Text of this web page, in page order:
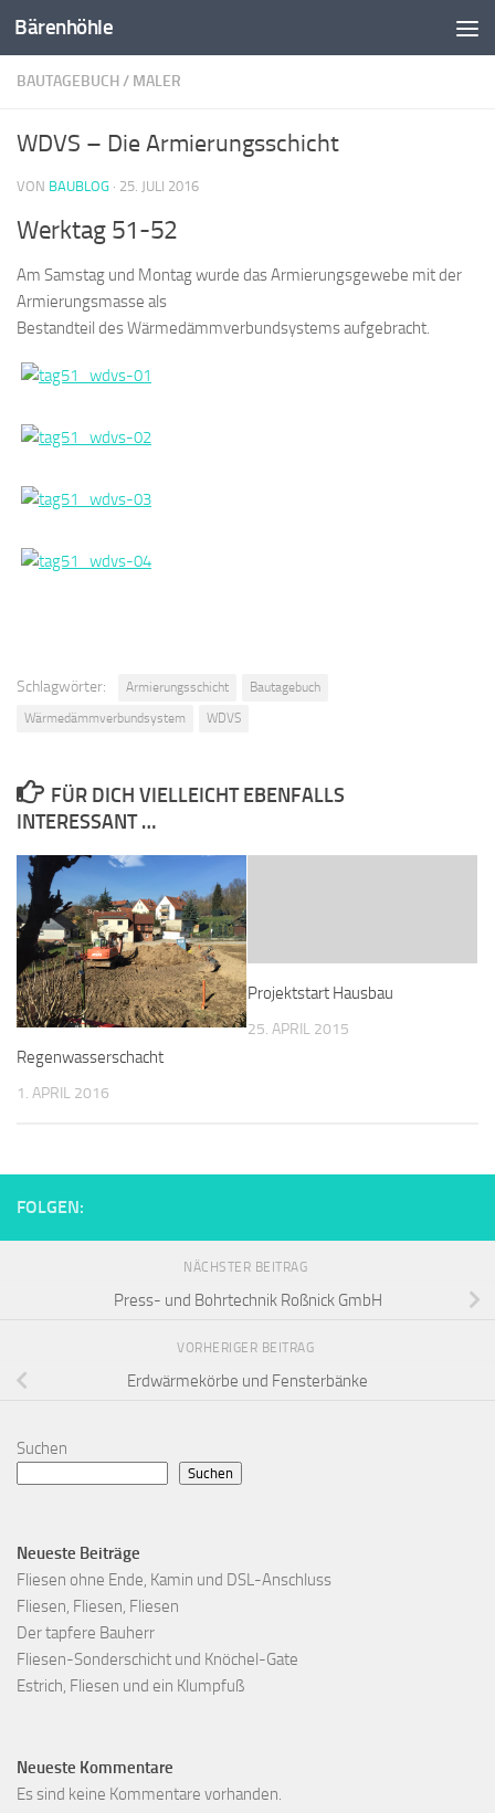
Zum Inhalt springen
Bärenhöhle
BAUTAGEBUCH/ MALER
WDVS – Die Armierungsschicht
VON BAUBLOG · 25. JULI 2016
Werktag 51-52
Am Samstag und Montag wurde das Armierungsgewebe mit der
Armierungsmasse als
Bestandteil des Wärmedämmverbundsystems aufgebracht.
Schlagwörter: Armierungsschicht
Bautagebuch
Wärmedämmverbundsystem
WDVS
FÜR DICH VIELLEICHT EBENFALLS
INTERESSANT …
Regenwasserschacht
1. APRIL 2016
Projektstart Hausbau
25. APRIL 2015
FOLGEN:
NÄCHSTER BEITRAG
Press- und Bohrtechnik Roßnick GmbH
VORHERIGER BEITRAG
Erdwärmekörbe und Fensterbänke
Suchen
Suchen
Neueste Beiträge
Fliesen ohne Ende, Kamin und DSL-Anschluss
Fliesen, Fliesen, Fliesen
Der tapfere Bauherr
Fliesen-Sonderschicht und Knöchel-Gate
Estrich, Fliesen und ein Klumpfuß
Neueste Kommentare
Es sind keine Kommentare vorhanden.